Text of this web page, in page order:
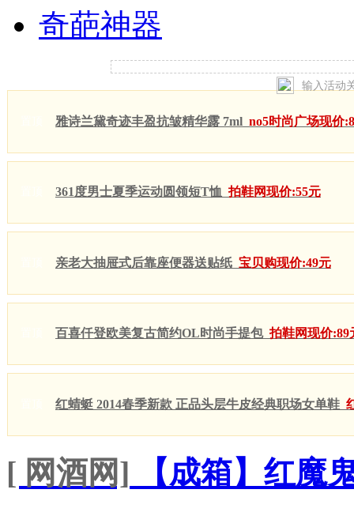
奇葩神器
雅诗兰黛奇迹丰盈抗皱精华露 7ml no5时尚广场现价
361度男士夏季运动圆领短T恤 拍鞋网现价:55元
亲老大抽屉式后靠座便器送贴纸 宝贝购现价:49元
百喜仟登欧美复古简约OL时尚手提包 拍鞋网现价:89
红蜻蜓 2014春季新款 正品头层牛皮经典职场女单鞋
[ 网酒网] 【成箱】红魔